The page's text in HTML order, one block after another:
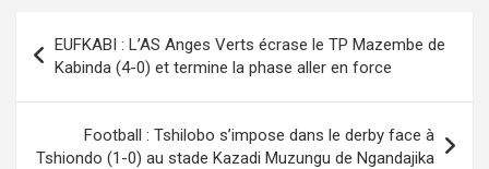
b
o
o
k
s
A
p
p
n
g
er
gr
a
m
g
er
de
l’article
EUFKABI : L’AS Anges Verts écrase le TP Mazembe de
Kabinda (4-0) et termine la phase aller en force
Football : Tshilobo s’impose dans le derby face à
Tshiondo (1-0) au stade Kazadi Muzungu de Ngandajika